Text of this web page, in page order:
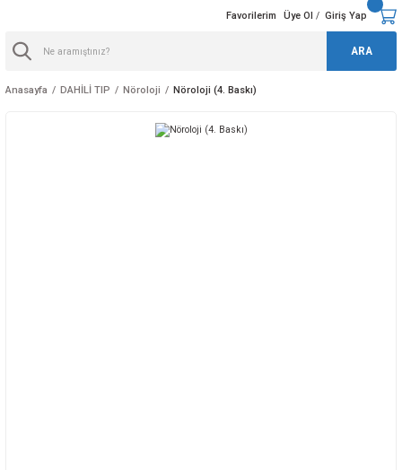
ARA
Favorilerim Üye Ol / Giriş Yap
Anasayfa DAHİLİ TIP Nöroloji Nöroloji (4. Baskı)